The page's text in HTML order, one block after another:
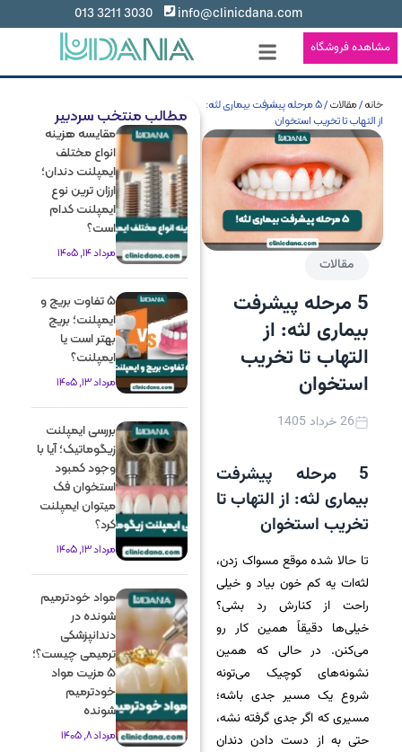
info@clinicdana.com
3030 3211 013
مشاهده فروشگاه
خانه/مقالات
/ 5 مرحله پیشرفت بیماری لثه:
از التهاب تا تخریب استخوان
مقالات
5 مرحله پیشرفت
بیماری لثه: از
التهاب تا تخریب
استخوان
26 خرداد 1405
5 مرحله پیشرفت
بیماری لثه: از التهاب تا
تخریب استخوان
تا حالا شده موقع مسواک زدن،
لثه‌ات یه کم خون بیاد و خیلی
راحت از کنارش رد بشی؟
خیلی‌ها دقیقاً همین کار رو
می‌کنن. در حالی که همین
نشونه‌های کوچیک می‌تونه
شروع یک مسیر جدی باشه؛
مسیری که اگر جدی گرفته نشه،
حتی به از دست دادن دندان
مطالب منتخب سردبیر
مقایسه هزینه
انواع مختلف
ایمپلنت دندان؛
ارزان ترین نوع
ایمپلنت کدام
است؟
مرداد 14, 1405
5 تفاوت بریج و
ایمپلنت؛ بریج
بهتر است یا
ایمپلنت؟
مرداد 13, 1405
بررسی ایمپلنت
زیگوماتیک؛ آیا با
وجود کمبود
استخوان فک
میتوان ایمپلنت
کرد؟
مرداد 13, 1405
مواد خودترمیم
شونده در
دندانپزشکی
ترمیمی چیست؟؛
5 مزیت مواد
خودترمیم
شونده
مرداد 8, 1405